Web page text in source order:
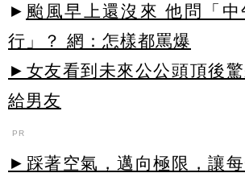
► 颱風早上還沒來 他問「
行」？ 網：怎樣都罵爆
►女友看到未來公公頭頂後
給男友
PR
►踩著空氣，邁向極限，讓